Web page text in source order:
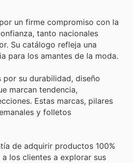
un firme compromiso con la
tanto nacionales
Su catálogo refleja una
para los amantes de la moda.
su durabilidad, diseño
marcan tendencia,
Estas marcas, pilares
y folletos
de adquirir productos 100%
los clientes a explorar sus